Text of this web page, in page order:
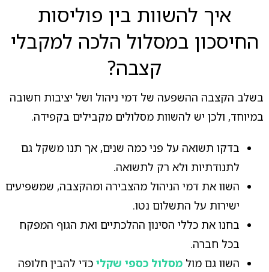
איך להשוות בין פוליסות
החיסכון במסלול הלכה למקבלי
קצבה?
בשלב הקצבה ההשפעה של דמי ניהול ושל יציבות חשובה
במיוחד, ולכן יש להשוות מסלולים מקבילים בקפידה.
בדקו תשואה על פני כמה שנים, אך תנו משקל גם
לתנודתיות ולא רק לתשואה.
השוו את דמי הניהול מהצבירה ומהקצבה, שמשפיעים
ישירות על התשלום נטו.
בחנו את כללי הסינון ההלכתיים ואת הגוף המפקח
בכל חברה.
השוו גם מול מסלול כספי שקליכדי להבין חלופה